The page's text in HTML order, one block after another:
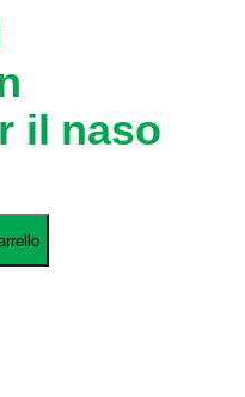
il naso